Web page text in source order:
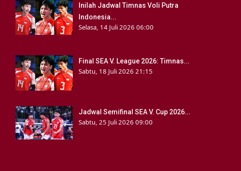
Inilah Jadwal Timnas Voli Putra
Indonesia...
Selasa, 14 Juli 2026 06:00
Final SEA V. League 2026: Timnas...
Sabtu, 18 Juli 2026 21:15
Jadwal Semifinal SEA V. Cup 2026...
Sabtu, 25 Juli 2026 09:00